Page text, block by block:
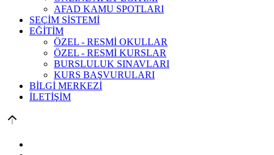
AFAD KAMU SPOTLARI
SEÇİM SİSTEMİ
EĞİTİM
ÖZEL - RESMİ OKULLAR
ÖZEL - RESMİ KURSLAR
BURSLULUK SINAVLARI
KURS BAŞVURULARI
BİLGİ MERKEZİ
İLETİŞİM